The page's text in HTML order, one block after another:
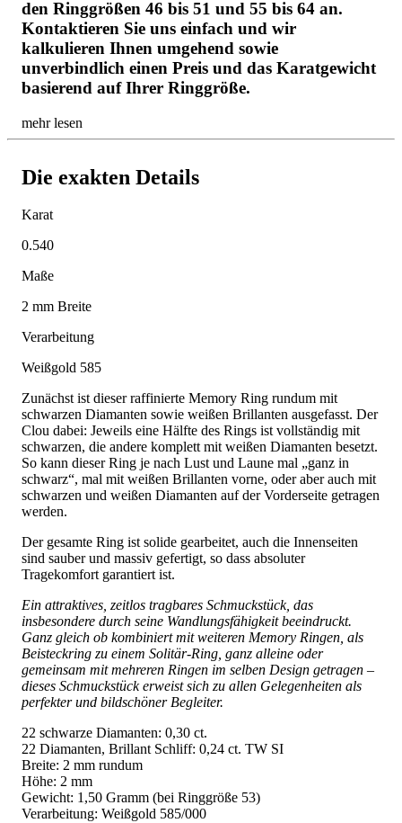
den Ringgrößen 46 bis 51 und 55 bis 64 an.
Kontaktieren Sie uns einfach und wir
kalkulieren Ihnen umgehend sowie
unverbindlich einen Preis und das Karatgewicht
basierend auf Ihrer Ringgröße.
mehr lesen
Die exakten Details
Karat
0.540
Maße
2 mm Breite
Verarbeitung
Weißgold 585
Zunächst ist dieser raffinierte Memory Ring rundum mit
schwarzen Diamanten sowie weißen Brillanten ausgefasst. Der
Clou dabei: Jeweils eine Hälfte des Rings ist vollständig mit
schwarzen, die andere komplett mit weißen Diamanten besetzt.
So kann dieser Ring je nach Lust und Laune mal „ganz in
schwarz“, mal mit weißen Brillanten vorne, oder aber auch mit
schwarzen und weißen Diamanten auf der Vorderseite getragen
werden.
Der gesamte Ring ist solide gearbeitet, auch die Innenseiten
sind sauber und massiv gefertigt, so dass absoluter
Tragekomfort garantiert ist.
Ein attraktives, zeitlos tragbares Schmuckstück, das
insbesondere durch seine Wandlungsfähigkeit beeindruckt.
Ganz gleich ob kombiniert mit weiteren Memory Ringen, als
Beisteckring zu einem Solitär-Ring, ganz alleine oder
gemeinsam mit mehreren Ringen im selben Design getragen –
dieses Schmuckstück erweist sich zu allen Gelegenheiten als
perfekter und bildschöner Begleiter.
22 schwarze Diamanten: 0,30 ct.
22 Diamanten, Brillant Schliff: 0,24 ct. TW SI
Breite: 2 mm rundum
Höhe: 2 mm
Gewicht: 1,50 Gramm (bei Ringgröße 53)
Verarbeitung: Weißgold 585/000